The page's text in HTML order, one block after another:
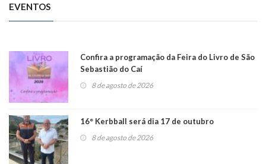
EVENTOS
Confira a programação da Feira do Livro de São
Sebastião do Caí
8 de agosto de 2026
16° Kerbball será dia 17 de outubro
8 de agosto de 2026